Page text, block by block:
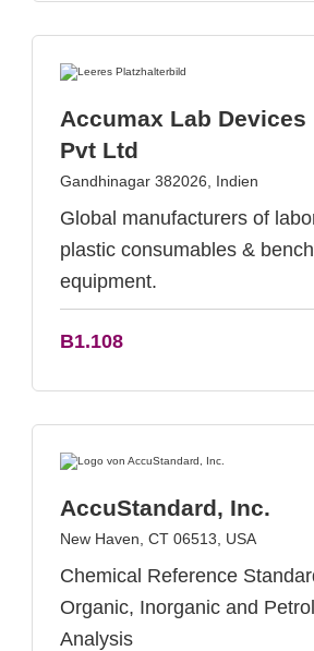
Accumax Lab Devices
Pvt Ltd
Gandhinagar 382026, Indien
Global manufacturers of
plastic consumables &
equipment.
B1.108
AccuStandard, Inc.
New Haven, CT 06513, USA
Chemical Reference
Organic, Inorganic and
Analysis